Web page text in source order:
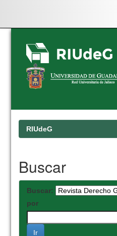
Skip
navigation
RIUdeG
Buscar
Buscar:
por